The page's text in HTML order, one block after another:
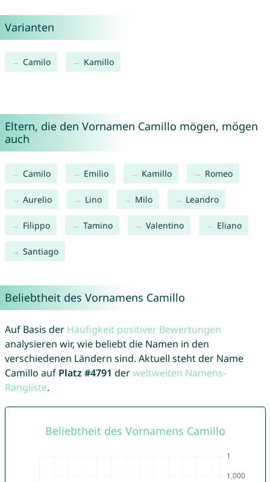
Varianten
Camilo Kamillo
Eltern, die den Vornamen Camillo mögen, mögen
auch
Camilo Emilio Kamillo Romeo
Aurelio Lino Milo Leandro
Filippo Tamino Valentino Eliano
Santiago
Beliebtheit des Vornamens Camillo
Auf Basis der Häufigkeit positiver Bewertungen
analysieren wir, wie beliebt die Namen in den
verschiedenen Ländern sind. Aktuell steht der Name
Camillo auf Platz #4791 derweltweiten Namens-
Rangliste.